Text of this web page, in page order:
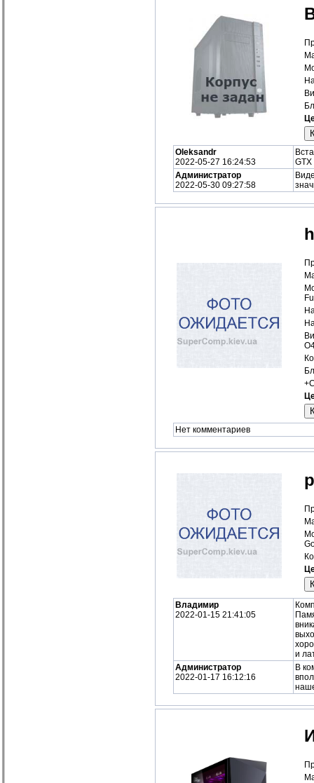
Oleksandr
2022-05-27 16:24:53
Администратор
2022-05-30 09:27:58
Нет комментариев
Владимир
2022-01-15 21:41:05
и
Администратор
2022-01-17 16:12:16
В